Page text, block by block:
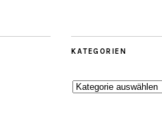
KATEGORIEN
Kategorien